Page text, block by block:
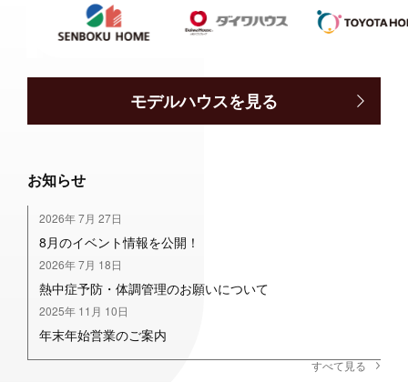
モデルハウスを見る
お知らせ
2026年 7月 27日
8月のイベント情報を公開！
2026年 7月 18日
熱中症予防・体調管理のお願いについて
2025年 11月 10日
年末年始営業のご案内
すべて見る